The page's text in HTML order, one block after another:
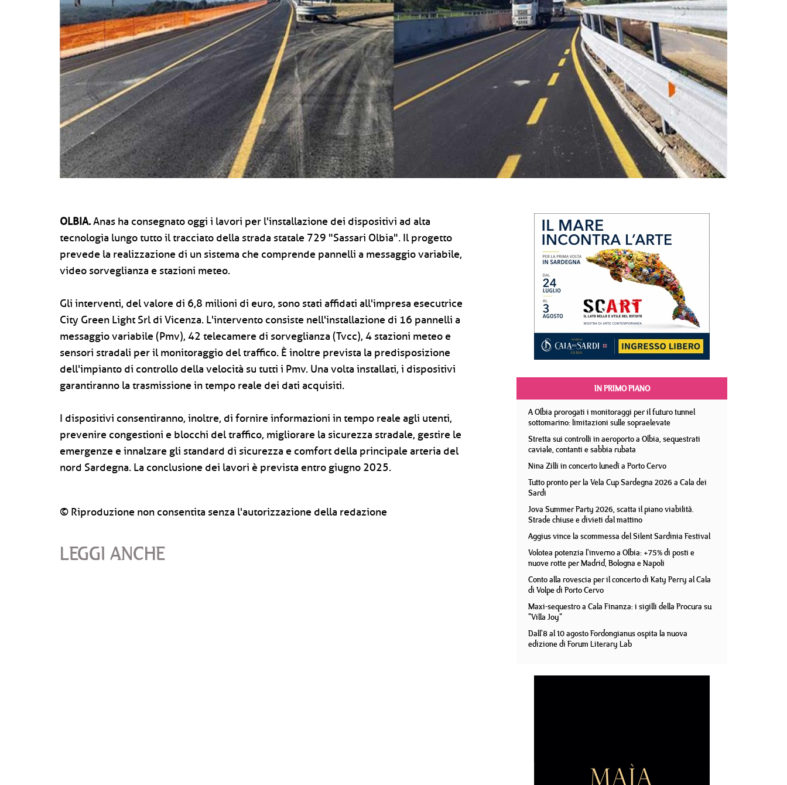
OLBIA.Anas ha consegnato oggi i lavori per l'installazione dei dispositivi ad alta
tecnologia lungo tutto il tracciato della strada statale 729 "Sassari Olbia". Il progetto
prevede la realizzazione di un sistema che comprende pannelli a messaggio variabile,
video sorveglianza e stazioni meteo.
Gli interventi, del valore di 6,8 milioni di euro, sono stati affidati all'impresa esecutrice
City Green Light Srl di Vicenza. L'intervento consiste nell'installazione di 16 pannelli a
messaggio variabile (Pmv), 42 telecamere di sorveglianza (Tvcc), 4 stazioni meteo e
sensori stradali per il monitoraggio del traffico. È inoltre prevista la predisposizione
dell'impianto di controllo della velocità su tutti i Pmv. Una volta installati, i dispositivi
garantiranno la trasmissione in tempo reale dei dati acquisiti.
I dispositivi consentiranno, inoltre, di fornire informazioni in tempo reale agli utenti,
prevenire congestioni e blocchi del traffico, migliorare la sicurezza stradale, gestire le
emergenze e innalzare gli standard di sicurezza e comfort della principale arteria del
nord Sardegna. La conclusione dei lavori è prevista entro giugno 2025.
© Riproduzione non consentita senza l'autorizzazione della redazione
LEGGI ANCHE
IN PRIMO PIANO
A Olbia prorogati i monitoraggi per il futuro tunnel
sottomarino: limitazioni sulle sopraelevate
Stretta sui controlli in aeroporto a Olbia, sequestrati
caviale, contanti e sabbia rubata
Nina Zilli in concerto lunedì a Porto Cervo
Tutto pronto per la Vela Cup Sardegna 2026 a Cala dei
Sardi
Jova Summer Party 2026, scatta il piano viabilità.
Strade chiuse e divieti dal mattino
Aggius vince la scommessa del Silent Sardinia Festival
Volotea potenzia l'inverno a Olbia: +75% di posti e
nuove rotte per Madrid, Bologna e Napoli
Conto alla rovescia per il concerto di Katy Perry al Cala
di Volpe di Porto Cervo
Maxi-sequestro a Cala Finanza: i sigilli della Procura su
"Villa Joy"
Dall'8 al 10 agosto Fordongianus ospita la nuova
edizione di Forum Literary Lab